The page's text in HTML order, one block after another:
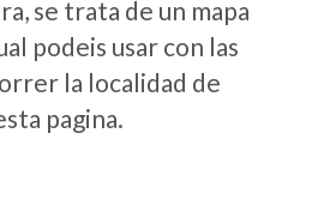
se trata de un mapa
podeis usar con las
la localidad de
pagina.